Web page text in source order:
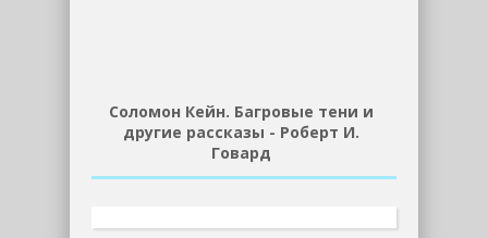
Соломон Кейн. Багровые тени и
другие рассказы - Роберт И.
Говард